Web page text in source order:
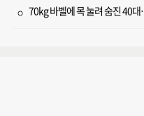
70kg 바벨에 목 눌려 숨진 40